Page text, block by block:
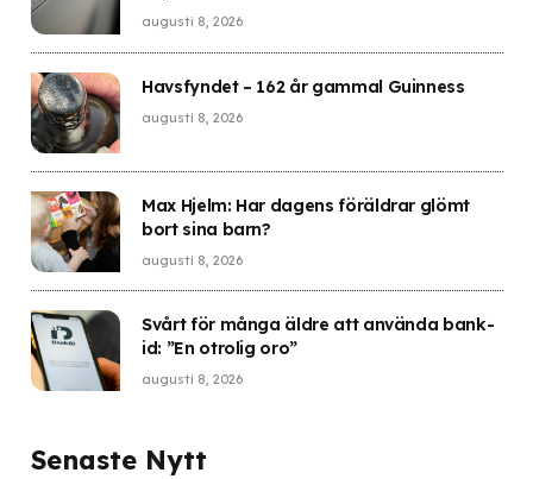
augusti 8, 2026
Havsfyndet – 162 år gammal Guinness
augusti 8, 2026
Max Hjelm: Har dagens föräldrar glömt
bort sina barn?
augusti 8, 2026
Svårt för många äldre att använda bank-
id: ”En otrolig oro”
augusti 8, 2026
Senaste Nytt